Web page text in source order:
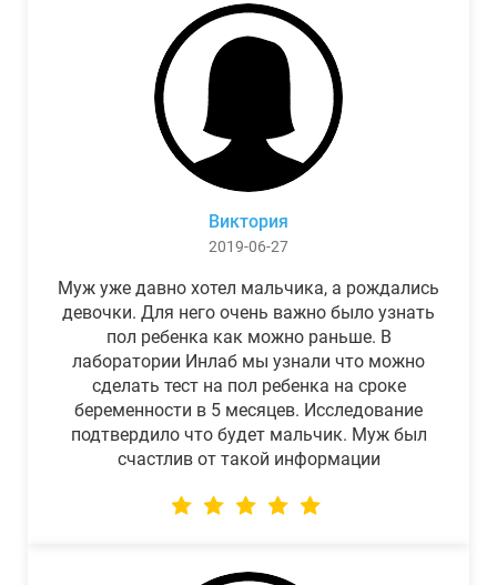
Виктория
2019-06-27
Муж уже давно хотел мальчика, а рождались
девочки. Для него очень важно было узнать
пол ребенка как можно раньше. В
лаборатории Инлаб мы узнали что можно
сделать тест на пол ребенка на сроке
беременности в 5 месяцев. Исследование
подтвердило что будет мальчик. Муж был
счастлив от такой информации